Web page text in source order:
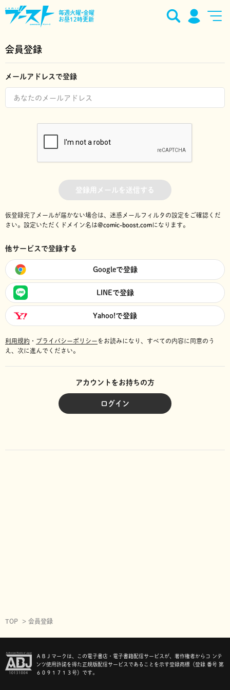
毎週火曜•金曜
お昼12時更新
会員登録
メールアドレスで登録
登録用メールを送信する
仮登録完了メールが届かない場合は、迷惑メールフィルタの設定をご確認くだ
さい。 設定いただくドメイン名は@comic-boost.comになります。
他サービスで登録する
Googleで登録
LINEで登録
Yahoo!で登録
利用規約 ・ プライバシーポリシーをお読みになり、 すべての内容に同意のう
え、次に進んでください。
アカウントをお持ちの方
ログイン
TOP 会員登録
ＡＢＪマークは、この電子書店・電子書籍配信サービスが、著作権者からコ ンテ
ンツ使用許諾を得た正規版配信サービスであることを示す登録商標（登録 番号 第
６０９１７１３号）です。